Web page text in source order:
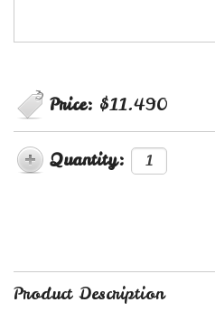
Price: $11.490
Quantity:
Product Description